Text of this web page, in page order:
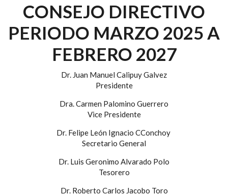
CONSEJO DIRECTIVO
PERIODO MARZO 2025 A
FEBRERO 2027
Dr. Juan Manuel Calipuy Galvez
Presidente
Dra. Carmen Palomino Guerrero
Vice Presidente
Dr. Felipe León Ignacio CConchoy
Secretario General
Dr. Luis Geronimo Alvarado Polo
Tesorero
Dr. Roberto Carlos Jacobo Toro